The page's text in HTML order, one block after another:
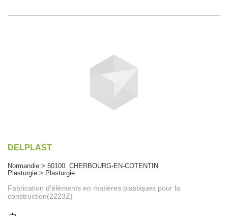
DELPLAST
Normandie > 50100 CHERBOURG-EN-COTENTIN
Plasturgie > Plasturgie
Fabrication d'éléments en matières plastiques pour la
construction(2223Z)